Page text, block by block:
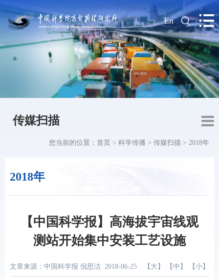
| En
传媒扫描
2018年
您当前的位置： 首页 > 科学传播 > 传媒扫描 > 2018年
【中国科学报】高海拔宇宙线观
测站开始集中安装工艺设施
文章来源：中国科学报 倪思洁 2018-06-25 【 大 】 【 中 】 【 小 】